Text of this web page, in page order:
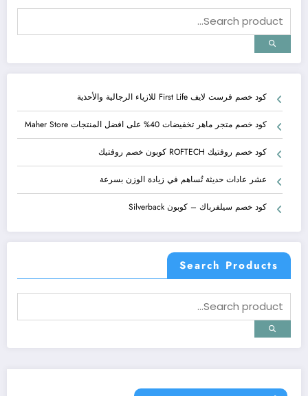
كود خصم فرست لايف First Life للازياء الرجالية والأحذية
كود خصم متجر ماهر تخفيضات 40% على افضل المنتجات Maher Store
كود خصم روفتيك ROFTECH كوبون خصم روفتيك
عشر عادات حديثة تُساهم في زيادة الوزن بسرعة
كود خصم سيلفرباك – كوبون Silverback
Search Products